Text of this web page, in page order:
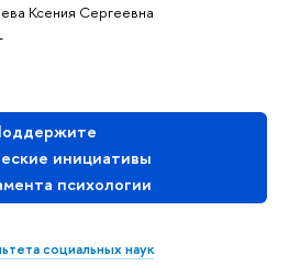
Ксения Сергеевна
инициативы
психологии
социальных наук